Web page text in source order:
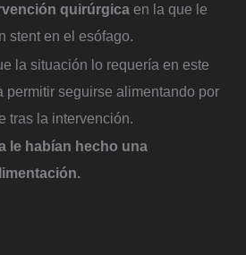
quirúrgica en la que le
stent en el esófago.
la situación lo requería en este
permitir seguirse alimentando por
tras la intervención.
le habían hecho una